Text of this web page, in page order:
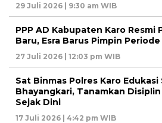
29 Juli 2026 | 9:30 am WIB
PPP AD Kabupaten Karo Resmi
Baru, Esra Barus Pimpin
27 Juli 2026 | 12:03 pm WIB
Sat Binmas Polres Karo Edukasi
Bhayangkari, Tanamkan
Sejak Dini
17 Juli 2026 | 4:42 pm WIB